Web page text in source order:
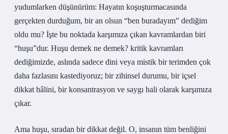
yudumlarken düşünürüm: Hayatın koşuşturmacasında
gerçekten durduğum, bir an olsun “ben buradayım” dediğim
oldu mu? İşte bu noktada karşımıza çıkan kavramlardan biri
“huşu”dur. Huşu demek ne demek? kritik kavramları
dediğimizde, aslında sadece dini veya mistik bir terimden çok
daha fazlasını kastediyoruz; bir zihinsel durumu, bir içsel
dikkat hâlini, bir konsantrasyon ve saygı hali olarak karşımıza
çıkar.
Ama huşu, sıradan bir dikkat değil. O, insanın tüm benliğini